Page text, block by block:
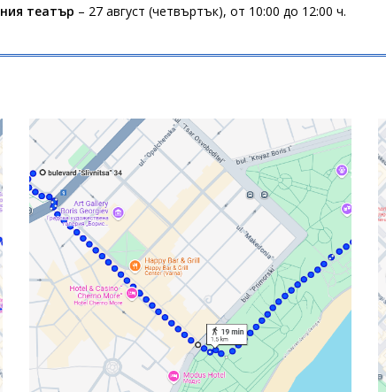
театър – 27 август (четвъртък), от 10:00 до 12:00 ч.